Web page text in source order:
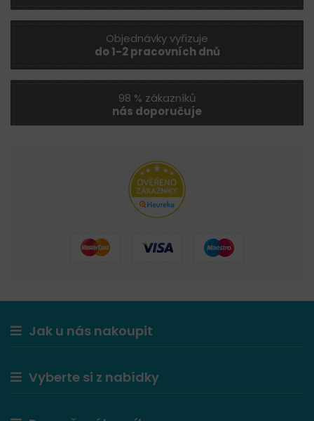
Objednávky vyřizuje
do 1-2 pracovních dnů
98 % zákazníků
nás doporučuje
Jak u nás nakoupit
Vyberte si z nabídky